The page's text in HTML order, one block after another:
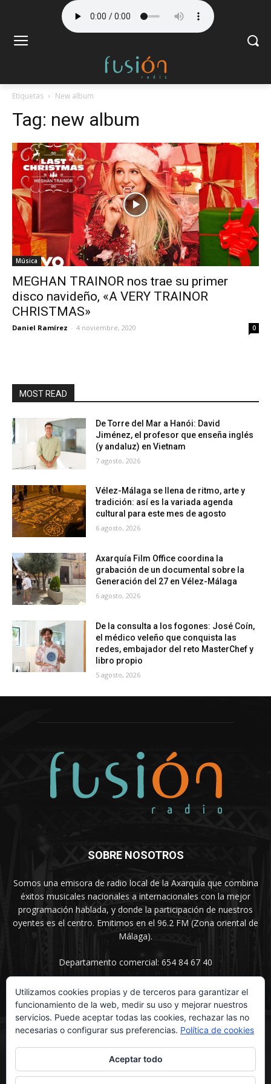
Etiquetas New album
Tag: new album
Música
MEGHAN TRAINOR nos trae su primer
disco navideño, «A VERY TRAINOR
CHRISTMAS»
Daniel Ramírez - 4 noviembre, 2020 0
MOST READ
De Torre del Mar a Hanói: David
Jiménez, el profesor que enseña inglés
(y andaluz) en Vietnam
7 agosto, 2026
Vélez-Málaga se llena de ritmo, arte y
tradición: así es la variada agenda
cultural para este mes de agosto
6 agosto, 2026
Axarquía Film Office coordina la
grabación de un documental sobre la
Generación del 27 en Vélez-Málaga
6 agosto, 2026
De la consulta a los fogones: José Coín,
el médico veleño que conquista las
redes, embajador del reto MasterChef y
libro propio
5 agosto, 2026
SOBRE NOSOTROS
Somos una emisora de radio local de la Axarquía que combina
éxitos musicales nacionales a internacionales con la mejor
programación hablada, y donde la participación de nuestros
oyentes es el centro. Emitimos en el 96.2 FM (Zona oriental de
Málaga).
Departamento comercial: 654 84 67 40
SÍGUENOS
Utilizamos cookies propias y de terceros para garantizar el
funcionamiento de la web, medir su uso y mejorar nuestros
servicios. Puede aceptar todas las cookies, rechazar las no
necesarias o configurar sus preferencias. Política de cookies
Aceptar todo